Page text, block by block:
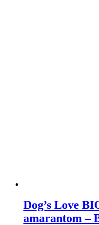
Dog’s Love
amarantom –